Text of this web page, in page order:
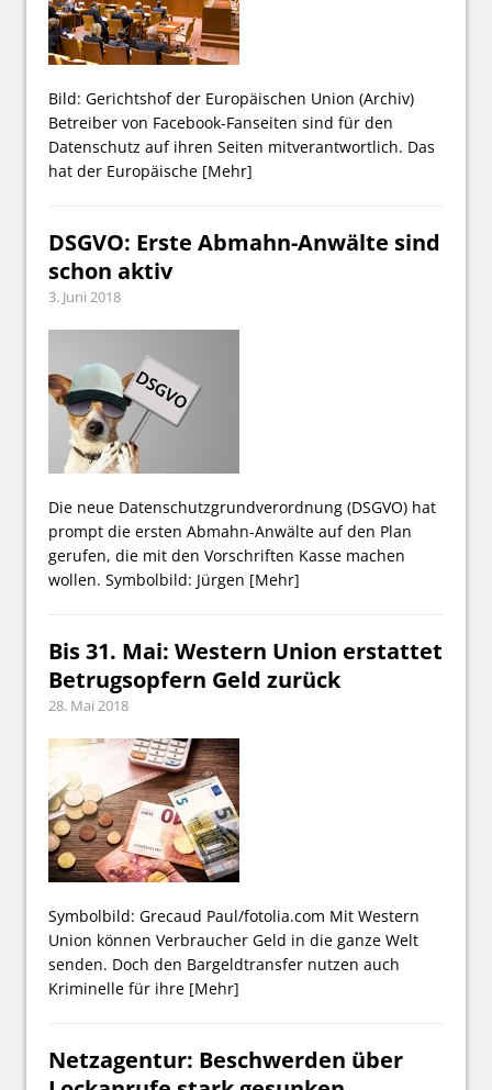
Bild: Gerichtshof der Europäischen Union (Archiv)
Betreiber von Facebook-Fanseiten sind für den
Datenschutz auf ihren Seiten mitverantwortlich. Das
hat der Europäische [Mehr]
DSGVO: Erste Abmahn-Anwälte sind
schon aktiv
3. Juni 2018
Die neue Datenschutzgrundverordnung (DSGVO) hat
prompt die ersten Abmahn-Anwälte auf den Plan
gerufen, die mit den Vorschriften Kasse machen
wollen. Symbolbild: Jürgen [Mehr]
Bis 31. Mai: Western Union erstattet
Betrugsopfern Geld zurück
28. Mai 2018
Symbolbild: Grecaud Paul/fotolia.com Mit Western
Union können Verbraucher Geld in die ganze Welt
senden. Doch den Bargeldtransfer nutzen auch
Kriminelle für ihre [Mehr]
Netzagentur: Beschwerden über